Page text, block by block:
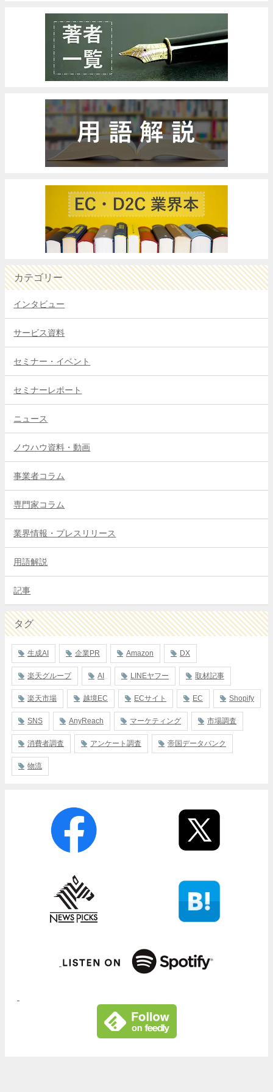
カテゴリー
インタビュー
サービス資料
セミナー・イベント
セミナーレポート
ニュース
ノウハウ資料・動画
事業者コラム
専門家コラム
業界情報・プレスリリース
用語解説
記事
タグ
生成AI 企業PR Amazon DX
楽天グループ AI LINEヤフー 取材記事
楽天市場 越境EC ECサイト EC Shopify
SNS AnyReach マーケティング 市場調査
消費者調査 アンケート調査 帝国データバンク
物流